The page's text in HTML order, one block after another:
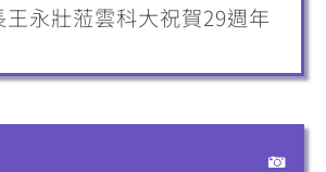
永壯蒞雲科大祝賀29週年